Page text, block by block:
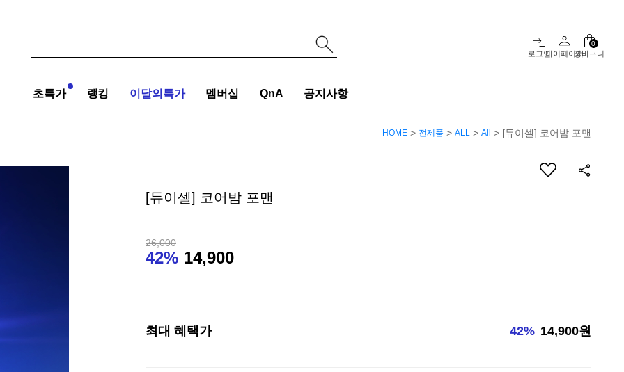
로그인마이페이지
0
장바구니
초특가 랭킹 이달의특가 멤버십 QnA 공지사항
HOME > 전제품 > ALL > All > [듀이셀] 코어밤 포맨
[듀이셀] 코어밤 포맨
26,000
42% 14,900
최대 혜택가 42% 14,900원